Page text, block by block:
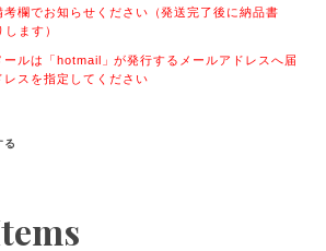
欄でお知らせください（発送完了後に納品書
ます）
ルは「hotmail」が発行するメールアドレスへ届
スを指定してください
る